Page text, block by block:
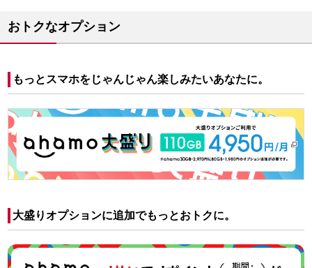
おトクなオプション
もっとスマホをじゃんじゃん楽しみたいあなたに。
大盛りオプションに追加でもっとおトクに。